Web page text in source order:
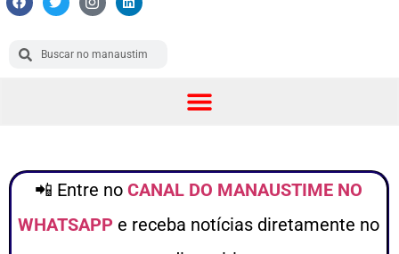
📲 Entre no CANAL DO MANAUSTIME NO
WHATSAPP e receba notícias diretamente no